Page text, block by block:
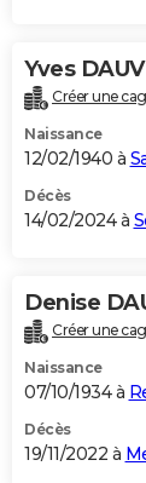
Yves
Créer une
Naissance
12/02/1940 à
Décès
14/02/2024 à
Denise
Créer une
Naissance
07/10/1934 à
Décès
19/11/2022 à